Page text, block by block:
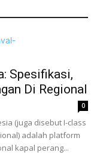
Spesifikasi,
Di Regional
0
(juga disebut I-class
adalah platform
kapal perang...